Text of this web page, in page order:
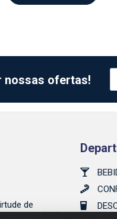
nossas ofertas!
de